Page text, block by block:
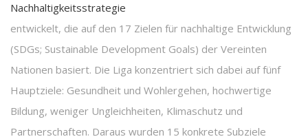
Nachhaltigkeitsstrategie
entwickelt, die auf den 17 Zielen für nachhaltige Entwicklung
(SDGs; Sustainable Development Goals) der Vereinten
Nationen basiert. Die Liga konzentriert sich dabei auf fünf
Hauptziele: Gesundheit und Wohlergehen, hochwertige
Bildung, weniger Ungleichheiten, Klimaschutz und
Partnerschaften. Daraus wurden 15 konkrete Subziele